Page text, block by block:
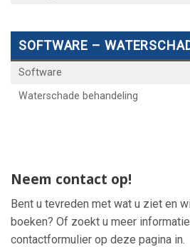
SOFTWARE –
Software
Waterschade behandeling
Neem contact op!
Bent u tevreden met wat u ziet en
boeken? Of zoekt u meer
contactformulier op deze pagina in.